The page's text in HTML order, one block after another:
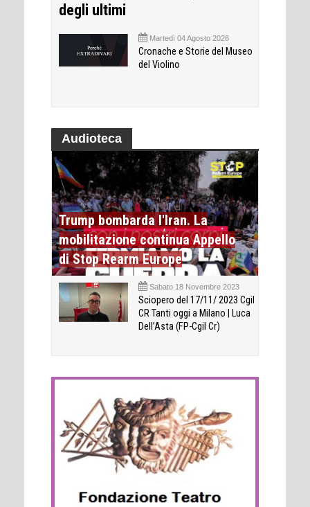
degli ultimi
Martedì 04 Agosto 2026
Cronache e Storie del Museo
del Violino
Audioteca
Trump bombarda l'Iran. La
mobilitazione continua Appello
di Stop Rearm Europe
Sabato 18 Novembre 2023
Sciopero del 17/11/ 2023 Cgil
CR Tanti oggi a Milano | Luca
Dell’Asta (FP-Cgil Cr)